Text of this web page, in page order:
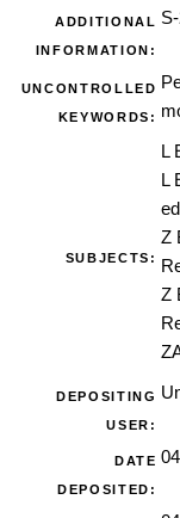
ADDITIONAL
INFORMATION:
UNCONTROLLED
KEYWORDS:
SUBJECTS:
L
L
Z
Z
DEPOSITING
USER:
DATE
DEPOSITED: